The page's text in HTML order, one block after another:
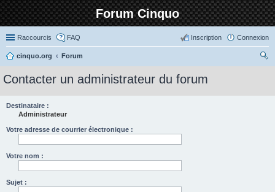
Forum Cinquo
Raccourcis FAQ Connexion
Inscription
cinquo.org
Forum
Contacter un administrateur du forum
Destinataire :
Administrateur
Votre adresse de courrier électronique :
Votre nom :
Sujet :